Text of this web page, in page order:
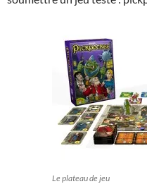
Le plateau de jeu